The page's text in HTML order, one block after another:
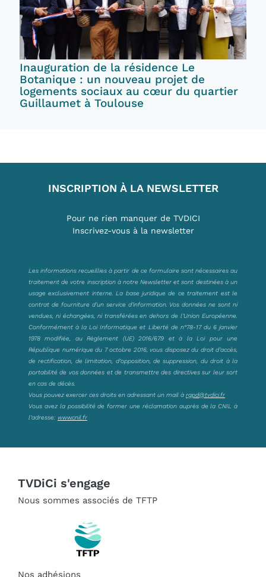
Inauguration de la résidence Le
Botanique : un nouveau projet de
logements sociaux au cœur du quartier
Guillaumet à Toulouse
INSCRIPTION À LA NEWSLETTER
Pour ne rien manquer de TVDICI
Inscrivez-vous à la newsletter
Les informations recueillies à partir de ce formulaire sont nécessaires au
traitement de votre inscription à notre Newsletter et sont destinées à un
usage exclusivement interne. La base juridique de ce traitement est le
contrat de fourniture d’un service d’information. Vos données ne sont ni
vendues, ni échangées, ni transférées en dehors de l’Union Européenne.
Conformément à la Loi Informatique et Liberté de n°78-17 du 6 janvier
1978 modifiée, au Règlement (UE) 2016/679 et à la Loi pour une
République numérique du 7 octobre 2016, vous disposez du droit d’accès,
de rectification, de limitation, d’opposition, de suppression, du droit à la
portabilité de vos données et de transmettre des directives sur leur sort
en cas de décès.
Vous pouvez exercer ces droits en adressant un mail à rgpd@tvdici.fr
Vous avez la possibilité de former une réclamation auprès de la CNIL à
l’adresse: www.cnil.fr
TVDiCi s'engage
Nous sommes associés de TFTP
Nos adhésions